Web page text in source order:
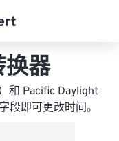
换器
和 Pacific Daylight
段即可更改时间。